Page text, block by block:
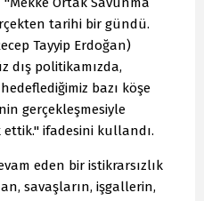
tarihi bir gündü.
Tayyip Erdoğan)
dış politikamızda,
bazı köşe
gerçekleşmesiyle
ifadesini kullandı.
eden bir istikrarsızlık
savaşların, işgallerin,